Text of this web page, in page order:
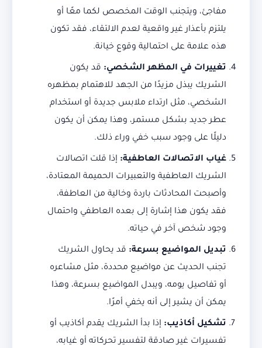
مفاجئ، ويتجنب الوقت المخصص لكما معًا أو
يلتزم بأعذار غير واقعية لعدم الالتقاء، فقد تكون
هذه علامة على احتمالية وقوع خيانة.
تغييرات في المظهر الشخصي: قد يكون
الشريك يبذل مزيدًا من الجهد للاهتمام بمظهره
الشخصي، مثل ارتداء ملابس جديدة أو استخدام
عطر جديد بشكل مستمر، وهذا يمكن أن يكون
دليلًا على وجود سبب خفي وراء ذلك.
غياب الاتصالات العاطفية: إذا قلت اتصالات
الشريك العاطفية والتعبيرات الحميمة المعتادة،
وأصبحت المحادثات باردة وخالية من العاطفة،
فقد يكون هذا إشارة إلى بعده العاطفي واحتمال
وجود شخص آخر في حياته.
تبديل المواضيع بسرعة: قد يحاول الشريك
تجنب الحديث عن مواضيع محددة، مثل مشاعره
أو تفاصيل يومه، ويبدل المواضيع بسرعة، وهذا
يمكن أن يشير إلى أنه يخفي أمرًا.
تشكيل أكاذيب: إذا بدأ الشريك يقدم أكاذيب أو
تفسيرات غير صادقة لتفسير تحركاته أو غيابه،